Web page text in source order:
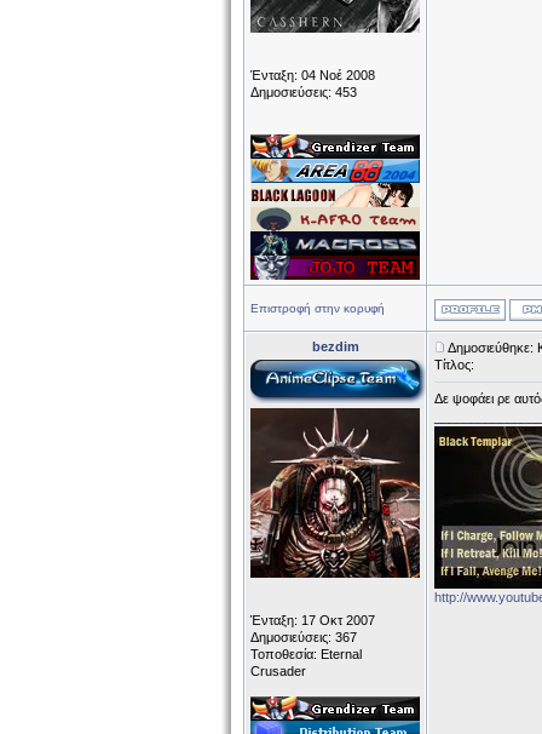
Ένταξη: 04 Νοέ 2008
Δημοσιεύσεις: 453
Επιστροφή στην κορυφή
bezdim
Ένταξη: 17 Οκτ 2007
Δημοσιεύσεις: 367
Τοποθεσία: Eternal
Crusader
Δημοσιεύθηκε:
Τίτλος:
Δε ψοφάει ρε
http://